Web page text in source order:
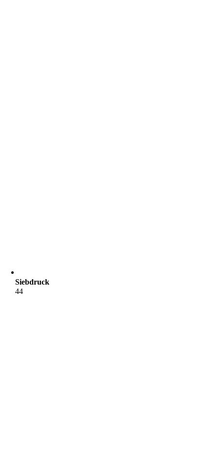
Siebdruck
44